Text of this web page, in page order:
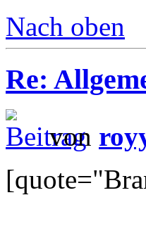
Nach oben
Re:
von